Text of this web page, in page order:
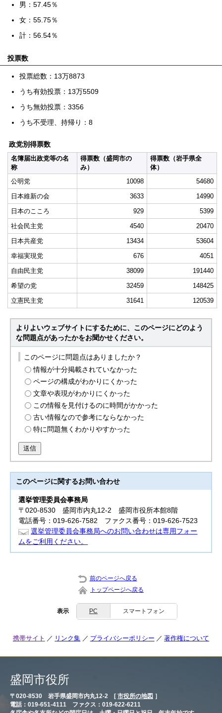
男：57.45％
女：55.75％
計：56.54％
投票数
投票総数：13万8873
うち有効投票：13万5509
うち無効投票：3356
うち不受理、持帰り：8
政党別得票数
名簿届出政党等の名
称
得票数（盛岡市の
み）
得票数（岩手県全
体）
公明党
10098
54680
日本維新の会
3633
14990
日本のこころ
929
5399
社会民主党
4540
20470
日本共産党
13434
53604
幸福実現党
676
4051
自由民主党
38099
191440
希望の党
32459
148425
立憲民主党
31641 120539
よりよいウェブサイトにするために、このページにどのよう
な問題点があったかをお聞かせください。
このページに問題点はありましたか？
情報が十分掲載されていなかった
ページの構成がわかりにくかった
文章や表現がわかりにくかった
この情報を見付けるのに時間がかかった
古い情報なので参考にならなかった
特に問題無くわかりやすかった
送信
このページに関するお問い合わせ
選挙管理委員会事務局
〒020-8530 盛岡市内丸12-2 盛岡市役所本館8階
電話番号：019-626-7582 ファクス番号：019-626-7523
選挙管理委員会事務局へのお問い合わせは専用フォー
ムをご利用ください。
前のページへ戻る
トップページへ戻る
表示 PC スマートフォン
携帯サイト リンク集 プライバシーポリシー 著作権について
盛岡市役所
〒020-8530 岩手県盛岡市内丸12-2 [ 市役所の地図 ］
電話：019-651-4111 ファクス：019-622-6211